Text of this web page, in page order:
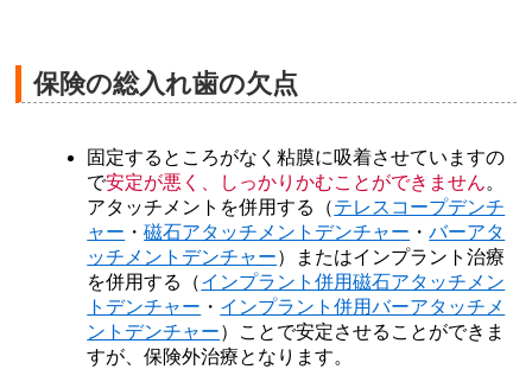
保険の総入れ歯の欠点
固定するところがなく粘膜に吸着させていますの
で安定が悪く、しっかりかむことができません。
アタッチメントを併用する（テレスコープデンチ
ャー ・磁石アタッチメントデンチャー ・バーアタ
ッチメントデンチャー）またはインプラント治療
を併用する（インプラント併用磁石アタッチメン
トデンチャー ・ インプラント併用バーアタッチメ
ントデンチャー）ことで安定させることができま
すが、保険外治療となります。